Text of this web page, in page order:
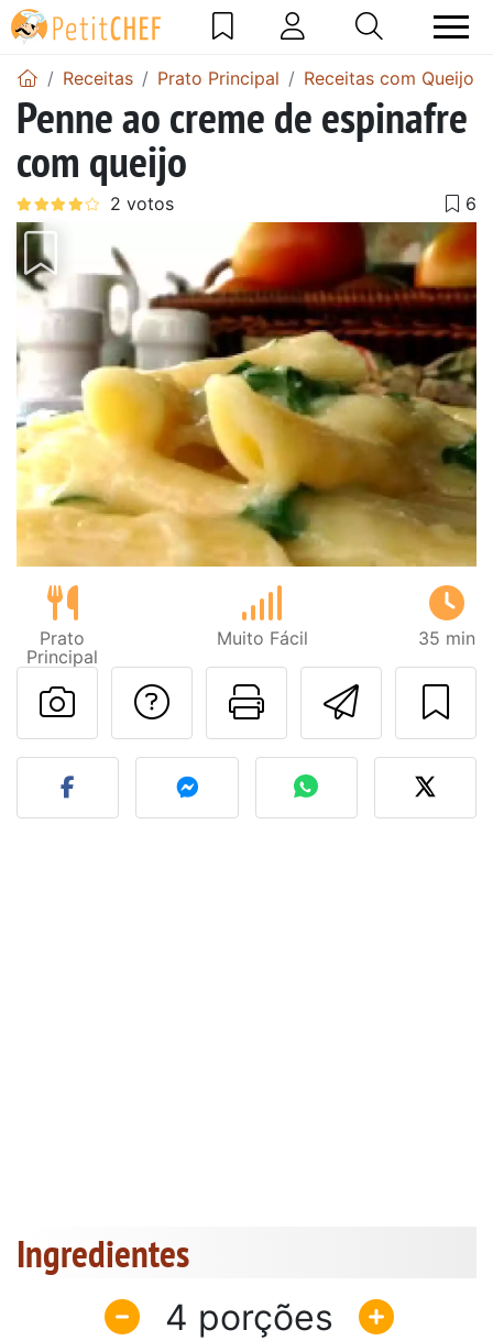
Receitas Prato Principal Receitas com Queijo
Penne ao creme de espinafre
com queijo
Prato
Principal
Muito Fácil 35 min
Imprima
Falar com o autor
Fez esta receita?
Ingredientes
4